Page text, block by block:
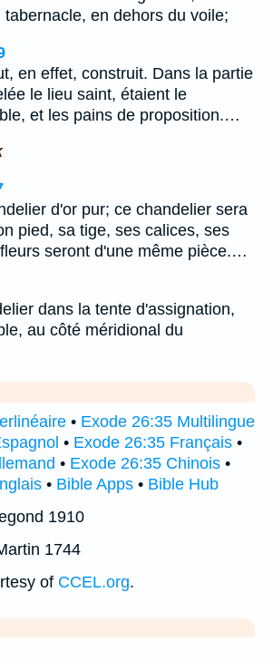
en dehors du voile;
en effet, construit. Dans la partie
le lieu saint, étaient le
et les pains de proposition.…
d'or pur; ce chandelier sera
pied, sa tige, ses calices, ses
seront d'une même pièce.…
dans la tente d'assignation,
au côté méridional du
• Exode 26:35 Multilingue
• Exode 26:35 Français •
• Exode 26:35 Chinois •
• Bible Apps • Bible Hub
1910
1744
of CCEL.org.